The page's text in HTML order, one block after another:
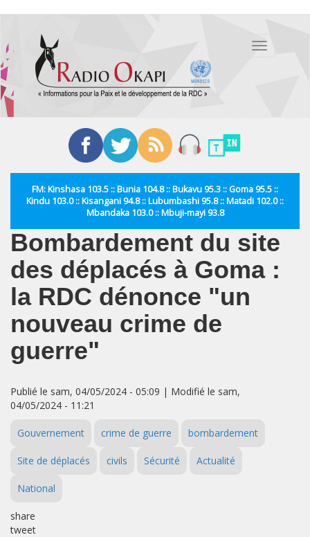
contenu
principal
Toggle
FM: Kinshasa 103.5 :: Bunia 104.8 :: Bukavu 95.3 :: Goma 95.5 ::
Kindu 103.0 :: Kisangani 94.8 :: Lubumbashi 95.8 :: Matadi 102.0 ::
Mbandaka 103.0 :: Mbuji-mayi 93.8
Bombardement du site
des déplacés à Goma :
la RDC dénonce "un
nouveau crime de
guerre"
Publié le sam, 04/05/2024 - 05:09 | Modifié le sam,
04/05/2024 - 11:21
Gouvernement crime de guerre bombardement
Site de déplacés civils Sécurité Actualité
National
share
tweet